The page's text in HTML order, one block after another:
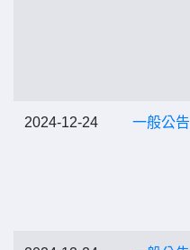
2024-12-24 一般公告